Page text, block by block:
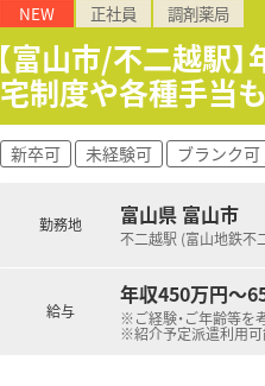
NEW 正社員 調剤薬局
【富山市/不二越駅
宅制度や各種手当
新卒可 未経験可 ブランク可
勤務地 富山県 富山市
不二越駅 (富山地鉄不
給与
年収450万円～
※ご経験・ご年齢等を
※紹介予定派遣利用